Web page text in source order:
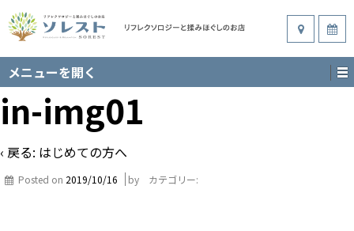
メニューを開く
in-img01
‹ 戻る: はじめての方へ
Posted on 2019/10/16 by カテゴリー: